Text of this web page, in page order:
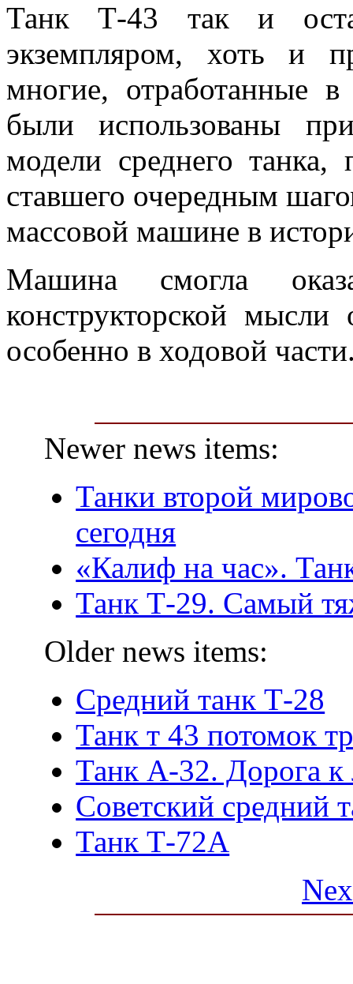
Танк Т-43 так и
экземпляром, хоть и
многие, отработанные
были использованы
модели среднего
ставшего очередным
массовой машине в
Машина смогла
конструкторской мысли
особенно в ходовой
Newer news items:
Танки второй
сегодня
«Калиф на час».
Танк Т-29. Самый
Older news items:
Средний танк Т-28
Танк т 43 потомок
Танк А-32. Дорога к
Советский средний
Танк Т-72А